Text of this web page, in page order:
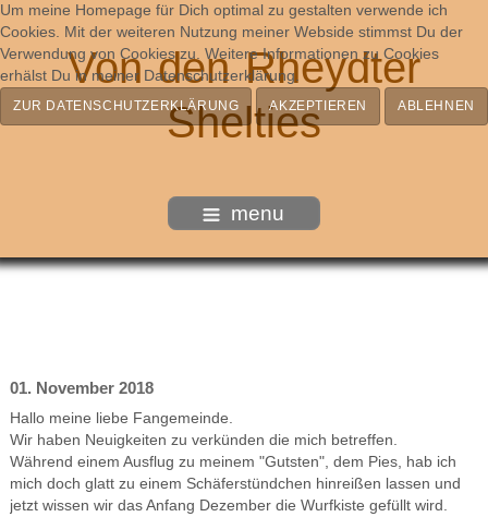
Von den Rheydter
Shelties
menu
01. November 2018
Hallo meine liebe Fangemeinde.
Wir haben Neuigkeiten zu verkünden die mich betreffen.
Während einem Ausflug zu meinem "Gutsten", dem Pies, hab ich
mich doch glatt zu einem Schäferstündchen hinreißen lassen und
jetzt wissen wir das Anfang Dezember die Wurfkiste gefüllt wird.
Um meine Homepage für Dich optimal zu gestalten verwende ich
Cookies. Mit der weiteren Nutzung meiner Webside stimmst Du der
Verwendung von Cookies zu. Weitere Informationen zu Cookies
erhälst Du in meiner Datenschutzerklärung.
ZUR DATENSCHUTZERKLÄRUNG AKZEPTIEREN ABLEHNEN